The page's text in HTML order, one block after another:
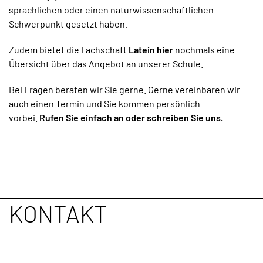
sprachlichen oder einen naturwissenschaftlichen
Schwerpunkt gesetzt haben.
Zudem bietet die Fachschaft Latein hier nochmals eine
Übersicht über das Angebot an unserer Schule.
Bei Fragen beraten wir Sie gerne. Gerne vereinbaren wir
auch einen Termin und Sie kommen persönlich
vorbei. Rufen Sie einfach an oder schreiben Sie uns.
KONTAKT